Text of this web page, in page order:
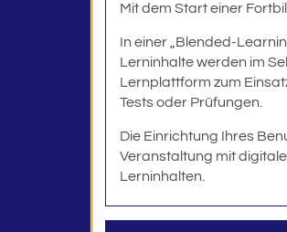
Mit dem Start einer
In einer „Blended-
Lerninhalte werden im
Lernplattform zum
Tests oder Prüfungen.
Die Einrichtung Ihres
Veranstaltung mit
Lerninhalten.